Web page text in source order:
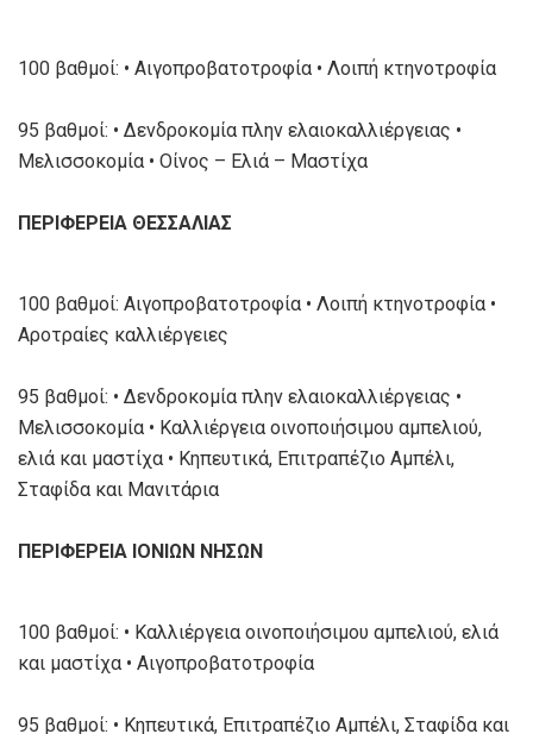
100 βαθμοί: • Αιγοπροβατοτροφία • Λοιπή κτηνοτροφία
95 βαθμοί: • Δενδροκομία πλην ελαιοκαλλιέργειας •
Μελισσοκομία • Οίνος – Ελιά – Μαστίχα
ΠΕΡΙΦΕΡΕΙΑ ΘΕΣΣΑΛΙΑΣ
100 βαθμοί: Αιγοπροβατοτροφία • Λοιπή κτηνοτροφία •
Αροτραίες καλλιέργειες
95 βαθμοί: • Δενδροκομία πλην ελαιοκαλλιέργειας •
Μελισσοκομία • Καλλιέργεια οινοποιήσιμου αμπελιού,
ελιά και μαστίχα • Κηπευτικά, Επιτραπέζιο Αμπέλι,
Σταφίδα και Μανιτάρια
ΠΕΡΙΦΕΡΕΙΑ ΙΟΝΙΩΝ ΝΗΣΩΝ
100 βαθμοί: • Καλλιέργεια οινοποιήσιμου αμπελιού, ελιά
και μαστίχα • Αιγοπροβατοτροφία
95 βαθμοί: • Κηπευτικά, Επιτραπέζιο Αμπέλι, Σταφίδα και